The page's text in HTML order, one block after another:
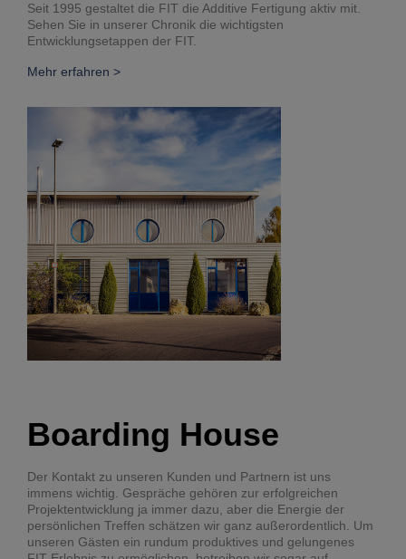
Seit 1995 gestaltet die FIT die Additive Fertigung aktiv mit.
Sehen Sie in unserer Chronik die wichtigsten
Entwicklungsetappen der FIT.
Mehr erfahren >
Boarding House
Der Kontakt zu unseren Kunden und Partnern ist uns
immens wichtig. Gespräche gehören zur erfolgreichen
Projektentwicklung ja immer dazu, aber die Energie der
persönlichen Treffen schätzen wir ganz außerordentlich. Um
unseren Gästen ein rundum produktives und gelungenes